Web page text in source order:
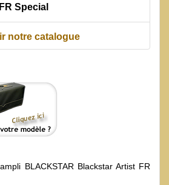
Special
notre catalogue
BLACKSTAR Blackstar Artist FR